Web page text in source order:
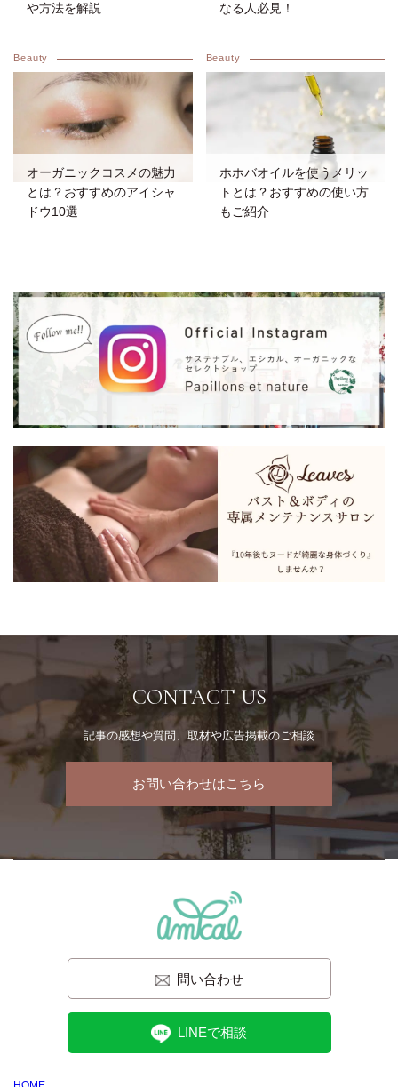
や方法を解説
なる人必見！
Beauty
オーガニックコスメの魅力
とは？おすすめのアイシャ
ドウ10選
Beauty
ホホバオイルを使うメリッ
トとは？おすすめの使い方
もご紹介
CONTACT US
記事の感想や質問、取材や広告掲載のご相談
お問い合わせはこちら
問い合わせ
LINEで相談